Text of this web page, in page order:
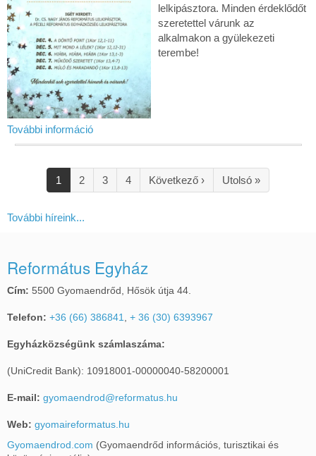
lelkipásztora. Minden érdeklődőt
szeretettel várunk az
alkalmakon a gyülekezeti
terembe!
További információ
Oldalszámozás
Jelenlegi
oldal
1 Oldal
2 Oldal
3 Oldal
4
Következő
oldal
Következő ›
Utolsó
oldal
Utolsó »
További híreink...
Református Egyház
Cím: 5500 Gyomaendrőd, Hősök útja 44.
Telefon: +36 (66) 386841 + 36 (30) 6393967
Egyházközségünk számlaszáma:
(UniCredit Bank): 10918001-00000040-58200001
E-mail: gyomaendrod@reformatus.hu
Web: gyomaireformatus.hu
Gyomaendrod.com (Gyomaendrőd információs, turisztikai és